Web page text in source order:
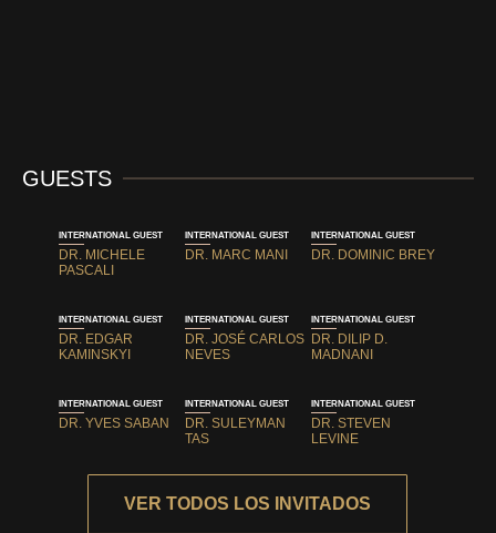
GUESTS
INTERNATIONAL GUEST
DR. MICHELE
PASCALI
INTERNATIONAL GUEST
DR. MARC MANI
INTERNATIONAL GUEST
DR. DOMINIC BREY
INTERNATIONAL GUEST
DR. EDGAR
KAMINSKYI
INTERNATIONAL GUEST
DR. JOSÉ CARLOS
NEVES
INTERNATIONAL GUEST
DR. DILIP D.
MADNANI
INTERNATIONAL GUEST
DR. YVES SABAN
INTERNATIONAL GUEST
DR. SULEYMAN
TAS
INTERNATIONAL GUEST
DR. STEVEN
LEVINE
VER TODOS LOS INVITADOS